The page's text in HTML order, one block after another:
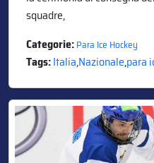
squadre,
Categorie:Para Ice Hockey
Tags:Italia,Nazionale,para